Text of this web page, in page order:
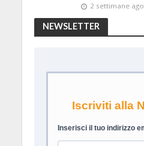
2 settimane ago
NEWSLETTER